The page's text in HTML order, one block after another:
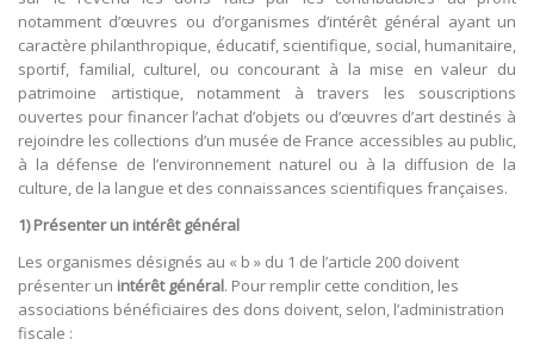
notamment d’œuvres ou d’organismes d’intérêt général ayant un
caractère philanthropique, éducatif, scientifique, social, humanitaire,
sportif, familial, culturel, ou concourant à la mise en valeur du
patrimoine artistique, notamment à travers les souscriptions
ouvertes pour financer l’achat d’objets ou d’œuvres d’art destinés à
rejoindre les collections d’un musée de France accessibles au public,
à la défense de l’environnement naturel ou à la diffusion de la
culture, de la langue et des connaissances scientifiques françaises.
1) Présenter un intérêt général
Les organismes désignés au « b » du 1 de l’article 200 doivent
présenter un intérêt général. Pour remplir cette condition, les
associations bénéficiaires des dons doivent, selon, l’administration
fiscale :